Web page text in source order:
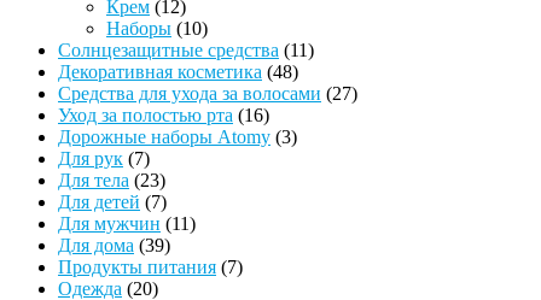
Крем 1212
товаров
Наборы 1010
товаров
Солнцезащитные средства 1111
Декоративная косметика 4848
товаров
Средства для ухода за волосами 2727
Уход за полостью рта 1616
товаров
Дорожные наборы Atomy 33
Для рук 77
товаров
Для тела 2323
товара
Для детей 77
товаров
Для мужчин 1111
Для дома 3939
товаров
Продукты питания 77
Одежда 2020